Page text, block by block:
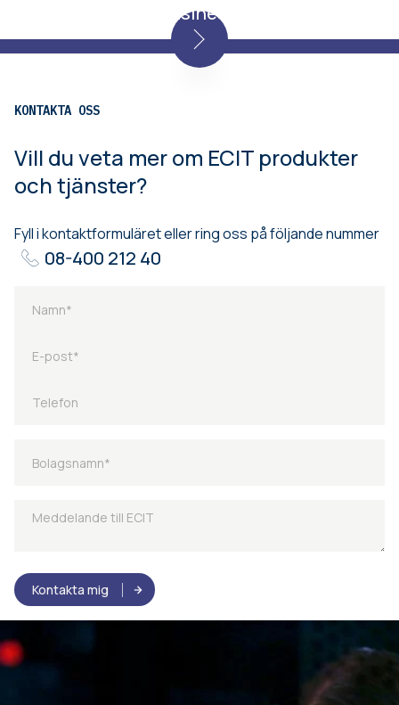
Dynamics 365 Business Central
KONTAKTA OSS
Vill du veta mer om ECIT produkter
och tjänster?
Fyll i kontaktformuläret eller ring oss på följande nummer
08-400 212 40